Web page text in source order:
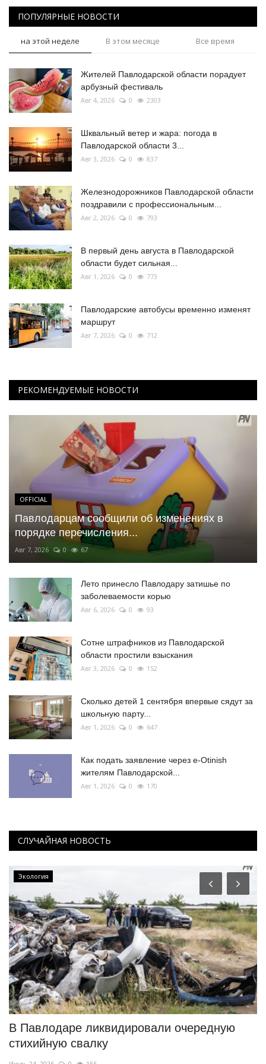
ПОПУЛЯРНЫЕ НОВОСТИ
на этой неделе В этом месяце Все время
Жителей Павлодарской области порадует
арбузный фестиваль
Авг 4, 2026 0 2303
Шквальный ветер и жара: погода в
Павлодарской области 3...
Авг 3, 2026 0 837
Железнодорожников Павлодарской области
поздравили с профессиональным...
Авг 2, 2026 0 793
В первый день августа в Павлодарской
области будет сильная...
Авг 1, 2026 0 773
Павлодарские автобусы временно изменят
маршрут
Авг 7, 2026 0 712
РЕКОМЕНДУЕМЫЕ НОВОСТИ
OFFICIAL
Павлодарцам сообщили об изменениях в
порядке перечисления...
Авг 7, 2026 0 67
Лето принесло Павлодару затишье по
заболеваемости корью
Авг 6, 2026 0 93
Сотне штрафников из Павлодарской
области простили взыскания
Авг 3, 2026 0 152
Сколько детей 1 сентября впервые сядут за
школьную парту...
Авг 1, 2026 0 647
Как подать заявление через e-Otinish
жителям Павлодарской...
Авг 1, 2026 0 170
СЛУЧАЙНАЯ НОВОСТЬ
Экология
В Павлодаре ликвидировали очередную
стихийную свалку